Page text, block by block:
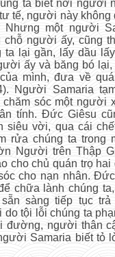
ta biết nơi người
tế, người này không
một người
người ấy, cũng
ta lại gần, lấy dầu
ấy và băng bó
mình, đưa về
Người Samaria
sóc một người
tính. Đức Giêsu
siêu vời, qua cái
rửa chúng ta trong
Người trên Thập
cho chủ quán trọ hai
cho nạn nhân.
chữa lành chúng
sàng tiếp tục
do tội lỗi chúng ta
đường, người thân
Samaria biết tỏ